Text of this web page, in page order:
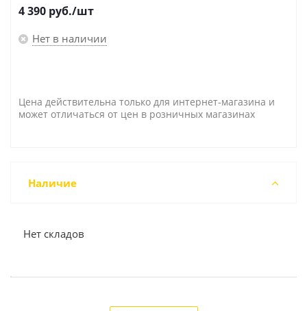
4 390 руб./шт
Нет в наличии
Цена действительна только для интернет-магазина и
может отличаться от цен в розничных магазинах
Наличие
Нет складов